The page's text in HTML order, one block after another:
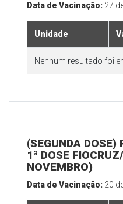
Data de Vacinação: 27
Unidade
Nenhum resultado foi
(SEGUNDA
1ª DOSE
NOVEMBRO)
Data de Vacinação: 20